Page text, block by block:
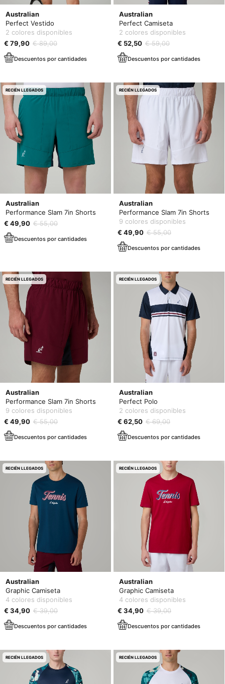
Australian
Perfect Vestido
2 colores disponibles
€ 79,90 € 89,00
Descuentos por cantidades
Australian
Perfect Camiseta
2 colores disponibles
€ 52,50 € 59,00
Descuentos por cantidades
Australian
Performance Slam 7in Shorts
€ 49,90 € 55,00
Descuentos por cantidades
RECIÉN LLEGADOS
Australian
Performance Slam 7in Shorts
9 colores disponibles
€ 49,90 € 55,00
Descuentos por cantidades
RECIÉN LLEGADOS
Australian
Performance Slam 7in Shorts
9 colores disponibles
€ 49,90 € 55,00
Descuentos por cantidades
RECIÉN LLEGADOS
Australian
Perfect Polo
2 colores disponibles
€ 62,50 € 69,00
Descuentos por cantidades
RECIÉN LLEGADOS
Australian
Graphic Camiseta
4 colores disponibles
€ 34,90 € 39,00
Descuentos por cantidades
RECIÉN LLEGADOS
Australian
Graphic Camiseta
4 colores disponibles
€ 34,90 € 39,00
Descuentos por cantidades
RECIÉN LLEGADOS
RECIÉN LLEGADOS RECIÉN LLEGADOS